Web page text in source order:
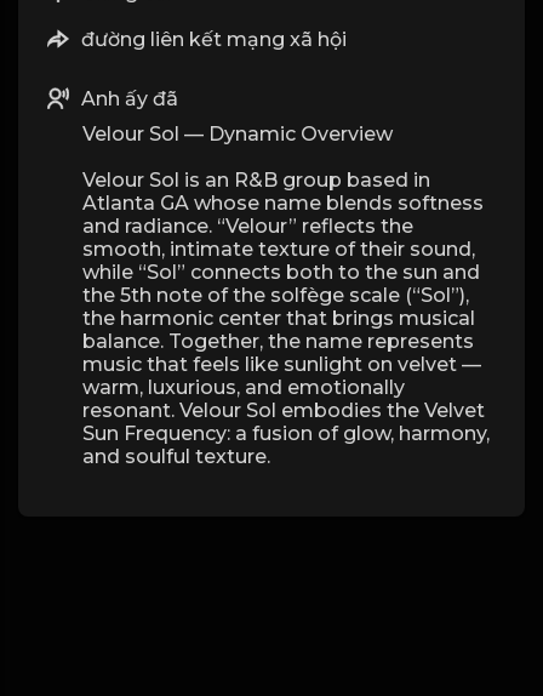
đường liên kết mạng xã hội
Anh ấy đã
Velour Sol — Dynamic Overview
Velour Sol is an R&B group based in
Atlanta GA whose name blends softness
and radiance. “Velour” reflects the
smooth, intimate texture of their sound,
while “Sol” connects both to the sun and
the 5th note of the solfège scale (“Sol”),
the harmonic center that brings musical
balance. Together, the name represents
music that feels like sunlight on velvet —
warm, luxurious, and emotionally
resonant. Velour Sol embodies the Velvet
Sun Frequency: a fusion of glow, harmony,
and soulful texture.